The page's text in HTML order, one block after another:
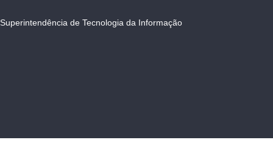
Superintendência de Tecnologia da Informação